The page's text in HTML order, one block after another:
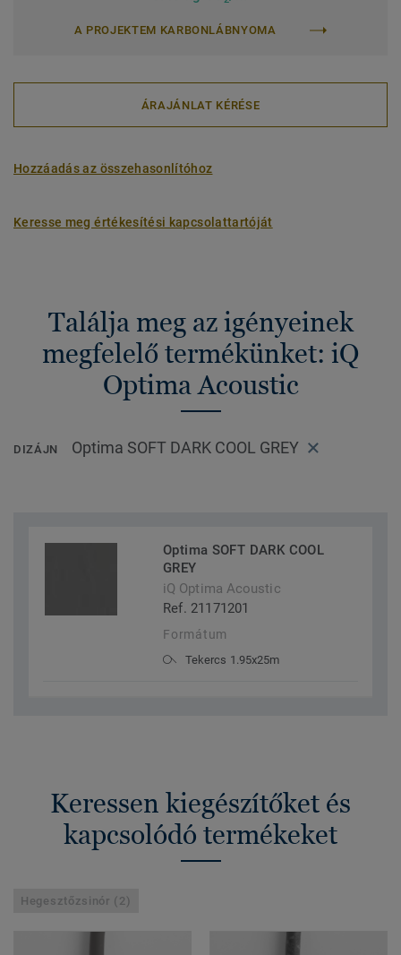
A PROJEKTEM KARBONLÁBNYOMA
ÁRAJÁNLAT KÉRÉSE
Hozzáadás az összehasonlítóhoz
Keresse meg értékesítési kapcsolattartóját
Találja meg az igényeinek
megfelelő termékünket: iQ
Optima Acoustic
DIZÁJN Optima SOFT DARK COOL GREY
Optima SOFT DARK COOL
GREY
iQ Optima Acoustic
Ref. 21171201
Formátum
Tekercs 1.95x25m
Keressen kiegészítőket és
kapcsolódó termékeket
Hegesztőzsinór (2)